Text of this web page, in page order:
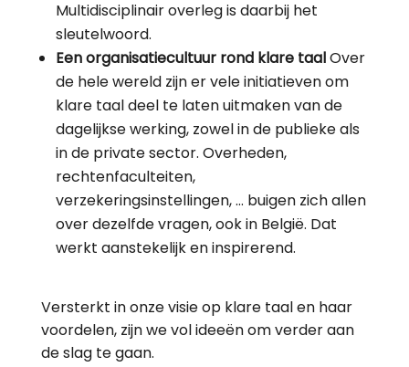
Multidisciplinair overleg is daarbij het
sleutelwoord.
Een organisatiecultuur rond klare taalOver
de hele wereld zijn er vele initiatieven om
klare taal deel te laten uitmaken van de
dagelijkse werking, zowel in de publieke als
in de private sector. Overheden,
rechtenfaculteiten,
verzekeringsinstellingen, … buigen zich allen
over dezelfde vragen, ook in België. Dat
werkt aanstekelijk en inspirerend.
Versterkt in onze visie op klare taal en haar
voordelen, zijn we vol ideeën om verder aan
de slag te gaan.